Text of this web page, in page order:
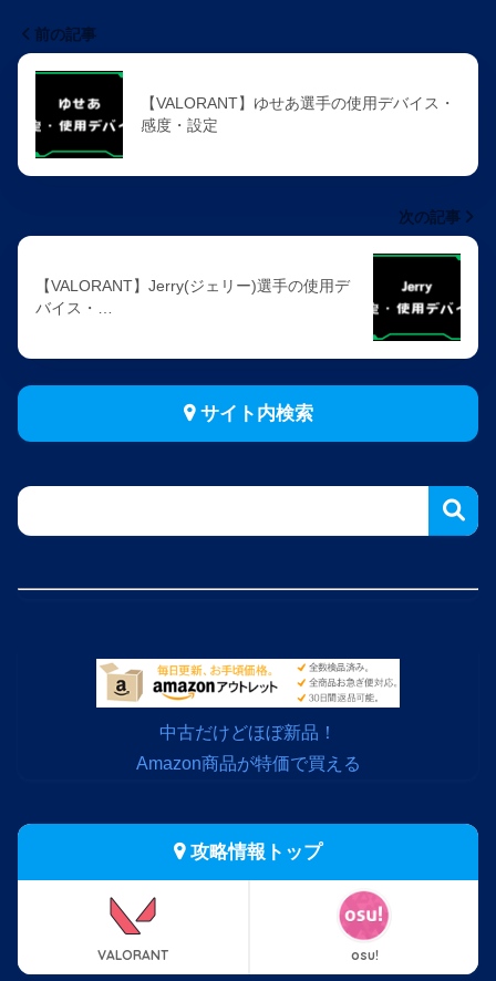
前の記事
【VALORANT】ゆせあ選手の使用デバイス・
感度・設定
次の記事
【VALORANT】Jerry(ジェリー)選手の使用デ
バイス・…
サイト内検索
中古だけどほぼ新品！
Amazon商品が特価で買える
攻略情報トップ
VALORANT osu!